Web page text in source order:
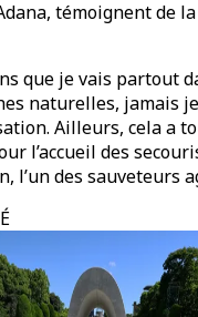
témoignent de
que je vais partout
naturelles, jamais
Ailleurs, cela a
l’accueil des
l’un des sauveteurs